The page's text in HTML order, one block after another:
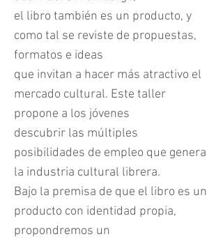
el libro también es un producto, y
como tal se reviste de propuestas,
formatos e ideas
que invitan a hacer más atractivo el
mercado cultural. Este taller
propone a los jóvenes
descubrir las múltiples
posibilidades de empleo que genera
la industria cultural librera.
Bajo la premisa de que el libro es un
producto con identidad propia,
propondremos un